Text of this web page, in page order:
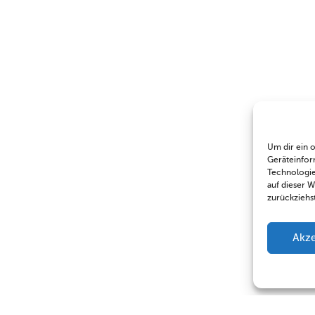
Um dir ein
auf dieser